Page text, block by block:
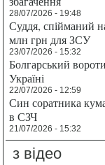
28/07/2026 - 19:48
Суддя, спійманий
млн грн для ЗСУ
23/07/2026 - 15:32
Болгарський
Україні
22/07/2026 - 12:59
Син соратника
в СЗЧ
21/07/2026 - 15:32
з відео